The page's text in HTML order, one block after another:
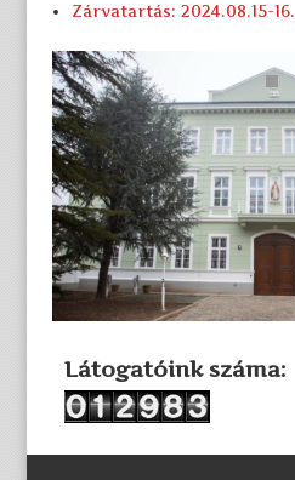
Zárvatartás: 2024.08.15-16.
Látogatóink száma: